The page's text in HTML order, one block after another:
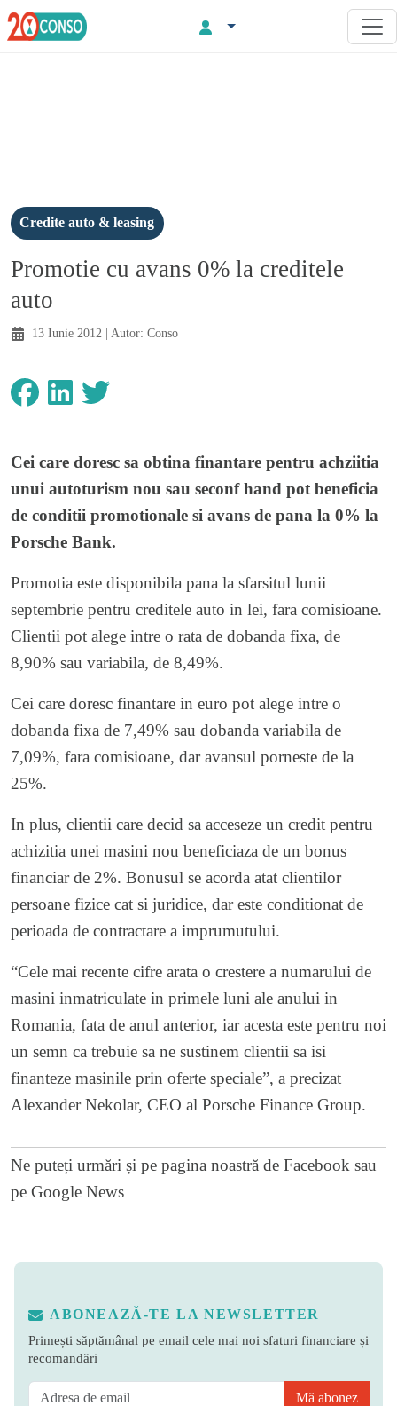
Credite auto & leasing
Promotie cu avans 0% la creditele
auto
13 Iunie 2012 | Autor: Conso
Cei care doresc sa obtina finantare pentru achziitia
unui autoturism nou sau seconf hand pot beneficia
de conditii promotionale si avans de pana la 0% la
Porsche Bank.
Promotia este disponibila pana la sfarsitul lunii
septembrie pentru creditele auto in lei, fara comisioane.
Clientii pot alege intre o rata de dobanda fixa, de
8,90% sau variabila, de 8,49%.
Cei care doresc finantare in euro pot alege intre o
dobanda fixa de 7,49% sau dobanda variabila de
7,09%, fara comisioane, dar avansul porneste de la
25%.
In plus, clientii care decid sa acceseze un credit pentru
achizitia unei masini nou beneficiaza de un bonus
financiar de 2%. Bonusul se acorda atat clientilor
persoane fizice cat si juridice, dar este conditionat de
perioada de contractare a imprumutului.
“Cele mai recente cifre arata o crestere a numarului de
masini inmatriculate in primele luni ale anului in
Romania, fata de anul anterior, iar acesta este pentru noi
un semn ca trebuie sa ne sustinem clientii sa isi
finanteze masinile prin oferte speciale”, a precizat
Alexander Nekolar, CEO al Porsche Finance Group.
Ne puteți urmări și pe pagina noastră de Facebook sau
pe Google News
ABONEAZĂ-TE LA NEWSLETTER
Primești săptămânal pe email cele mai noi sfaturi financiare și
recomandări
Mă abonez